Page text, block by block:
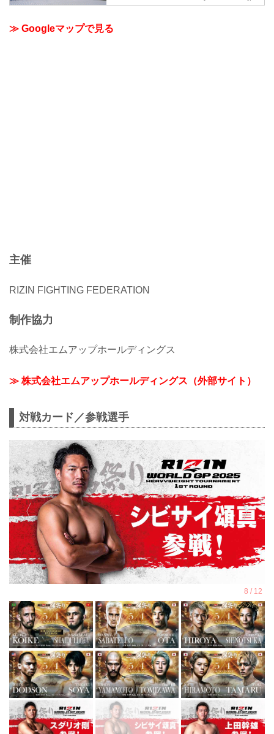
≫ Googleマップで見る
主催
RIZIN FIGHTING FEDERATION
制作協力
株式会社エムアップホールディングス
≫ 株式会社エムアップホールディングス（外部サイト）
対戦カード／参戦選手